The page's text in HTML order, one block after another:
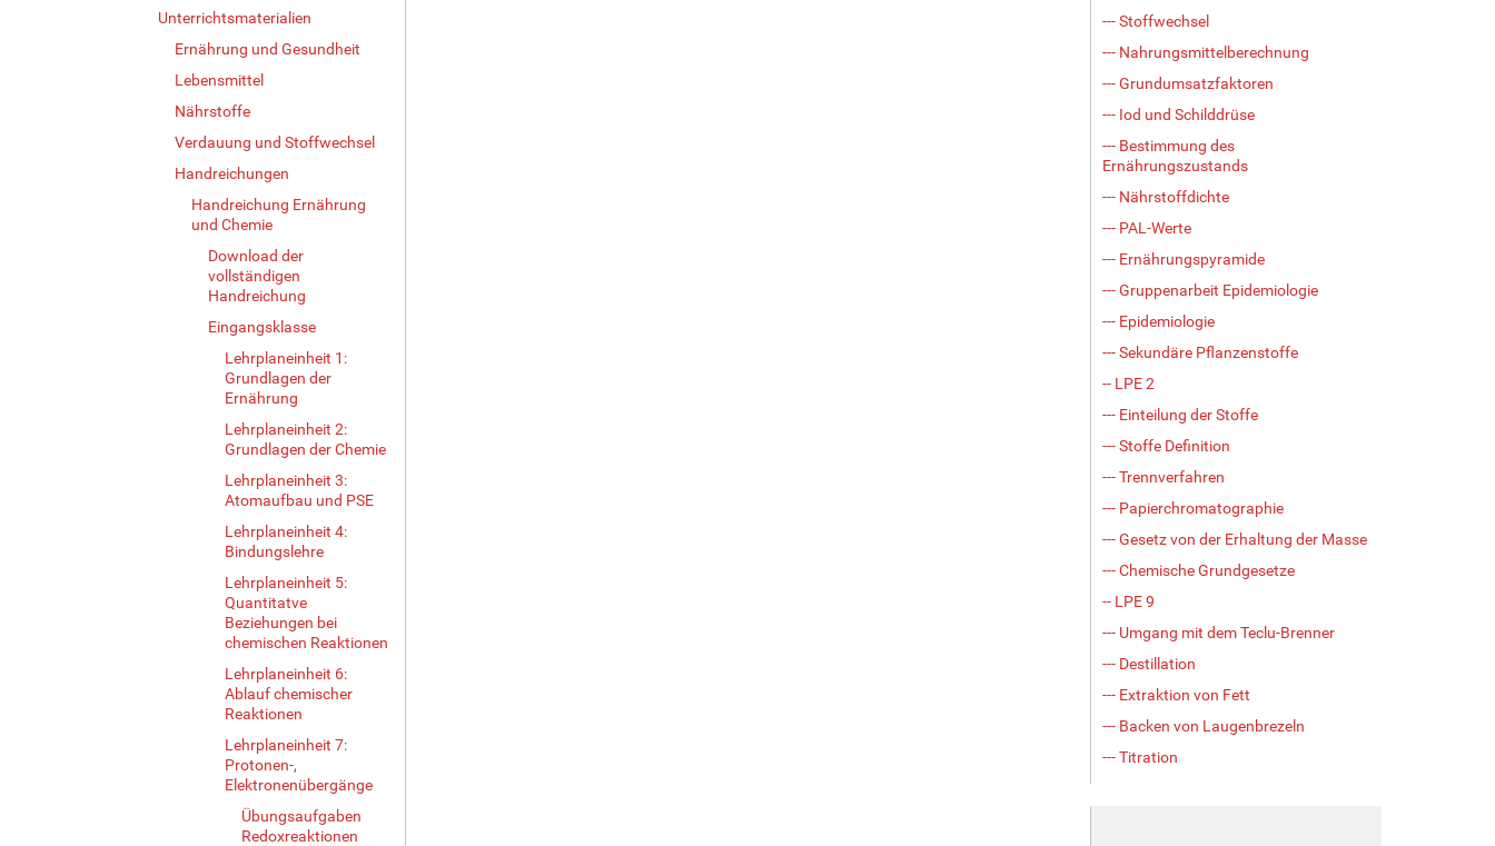
Unterrichtsmaterialien
Ernährung und Gesundheit
Lebensmittel
Nährstoffe
Verdauung und Stoffwechsel
Handreichungen
Handreichung Ernährung
und Chemie
Download der
vollständigen
Handreichung
Eingangsklasse
Lehrplaneinheit 1:
Grundlagen der
Ernährung
Lehrplaneinheit 2:
Grundlagen der Chemie
Lehrplaneinheit 3:
Atomaufbau und PSE
Lehrplaneinheit 4:
Bindungslehre
Lehrplaneinheit 5:
Quantitatve
Beziehungen bei
chemischen Reaktionen
Lehrplaneinheit 6:
Ablauf chemischer
Reaktionen
Lehrplaneinheit 7:
Protonen-,
Elektronenübergänge
Übungsaufgaben
Redoxreaktionen
--- Stoffwechsel
--- Nahrungsmittelberechnung
--- Grundumsatzfaktoren
--- Iod und Schilddrüse
--- Bestimmung des
Ernährungszustands
--- Nährstoffdichte
--- PAL-Werte
--- Ernährungspyramide
--- Gruppenarbeit Epidemiologie
--- Epidemiologie
--- Sekundäre Pflanzenstoffe
-- LPE 2
--- Einteilung der Stoffe
--- Stoffe Definition
--- Trennverfahren
--- Papierchromatographie
--- Gesetz von der Erhaltung der Masse
--- Chemische Grundgesetze
-- LPE 9
--- Umgang mit dem Teclu-Brenner
--- Destillation
--- Extraktion von Fett
--- Backen von Laugenbrezeln
--- Titration